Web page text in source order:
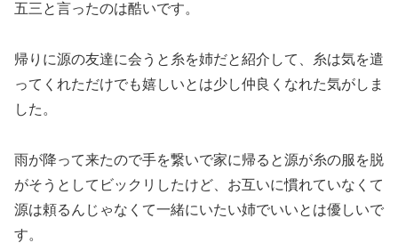
五三と言ったのは酷いです。
帰りに源の友達に会うと糸を姉だと紹介して、糸は気を遣
ってくれただけでも嬉しいとは少し仲良くなれた気がしま
した。
雨が降って来たので手を繋いで家に帰ると源が糸の服を脱
がそうとしてビックリしたけど、お互いに慣れていなくて
源は頼るんじゃなくて一緒にいたい姉でいいとは優しいで
す。